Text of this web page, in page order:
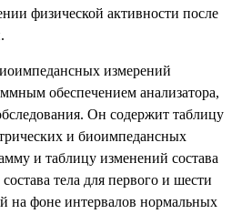
физической активности после
измерений
обеспечением анализатора,
Он содержит таблицу
и биоимпедансных
и таблицу изменений состава
тела для первого и шести
на фоне интервалов нормальных